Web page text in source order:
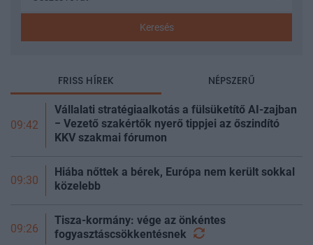
Keresés
FRISS HÍREK NÉPSZERŰ
09:42
Vállalati stratégiaalkotás a fülsüketítő AI-zajban
− Vezető szakértők nyerő tippjei az őszindító
KKV szakmai fórumon
09:30
Hiába nőttek a bérek, Európa nem került sokkal
közelebb
09:26
Tisza-kormány: vége az önkéntes
fogyasztáscsökkentésnek